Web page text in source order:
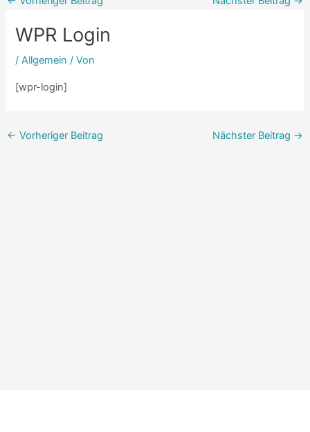
WPR Login
/Allgemein / Von
[wpr-login]
← Vorheriger Beitrag Nächster Beitrag →